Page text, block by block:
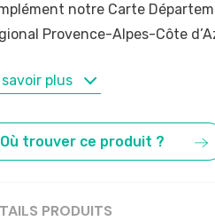
notre Carte
Provence-Alpes-Côte
CLÉS
savoir plus
Où trouver ce produit ?
PRODUITS